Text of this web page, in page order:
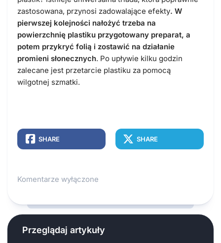
zastosowana, przynosi zadowalające efekty. W
pierwszej kolejności nałożyć trzeba na
powierzchnię plastiku przygotowany preparat, a
potem przykryć folią i zostawić na działanie
promieni słonecznych. Po upływie kilku godzin
zalecane jest przetarcie plastiku za pomocą
wilgotnej szmatki.
SHARE SHARE
Komentarze wyłączone
Przeglądaj artykuły